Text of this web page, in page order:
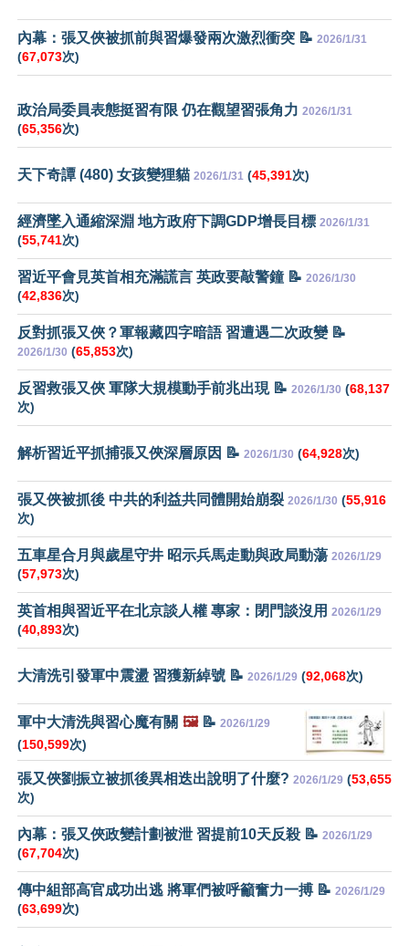
內幕：張又俠被抓前與習爆發兩次激烈衝突 📝 2026/1/31
(67,073次)
政治局委員表態挺習有限 仍在觀望習張角力 2026/1/31
(65,356次)
天下奇譚 (480) 女孩變狸貓 2026/1/31 (45,391次)
經濟墜入通縮深淵 地方政府下調GDP增長目標 2026/1/31
(55,741次)
習近平會見英首相充滿謊言 英政要敲警鐘 📝 2026/1/30
(42,836次)
反對抓張又俠？軍報藏四字暗語 習遭遇二次政變 📝
2026/1/30 (65,853次)
反習救張又俠 軍隊大規模動手前兆出現 📝 2026/1/30 (68,137
次)
解析習近平抓捕張又俠深層原因 📝 2026/1/30 (64,928次)
張又俠被抓後 中共的利益共同體開始崩裂 2026/1/30 (55,916
次)
五車星合月與歲星守井 昭示兵馬走動與政局動蕩 2026/1/29
(57,973次)
英首相與習近平在北京談人權 專家：閉門談沒用 2026/1/29
(40,893次)
大清洗引發軍中震盪 習獲新綽號 📝 2026/1/29 (92,068次)
軍中大清洗與習心魔有關 🖼️📝 2026/1/29
(150,599次)
張又俠劉振立被抓後異相迭出說明了什麼? 2026/1/29 (53,655
次)
內幕：張又俠政變計劃被泄 習提前10天反殺 📝 2026/1/29
(67,704次)
傳中組部高官成功出逃 將軍們被呼籲奮力一搏 📝 2026/1/29
(63,699次)